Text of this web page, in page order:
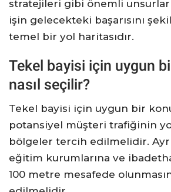
stratejileri gibi önemli
işin gelecekteki başarısını
temel bir yol haritasıdır.
Tekel bayisi için uygun
nasıl seçilir?
Tekel bayisi için uygun bir
potansiyel müşteri trafiğinin
bölgeler tercih edilmelidir.
eğitim kurumlarına ve
100 metre mesafede